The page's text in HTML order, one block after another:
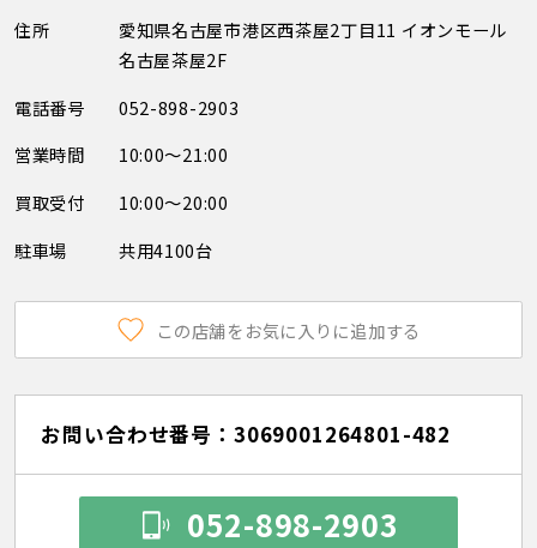
住所
愛知県名古屋市港区西茶屋2丁目11 イオンモール
名古屋茶屋2F
電話番号
052-898-2903
営業時間
10:00～21:00
買取受付
10:00～20:00
駐車場
共用4100台
この店舗をお気に入りに追加する
お問い合わせ番号：3069001264801-482
052-898-2903